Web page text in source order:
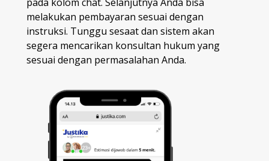
melakukan pembayaran sesuai dengan
instruksi. Tunggu sesaat dan sistem akan
segera mencarikan konsultan hukum yang
sesuai dengan permasalahan Anda.